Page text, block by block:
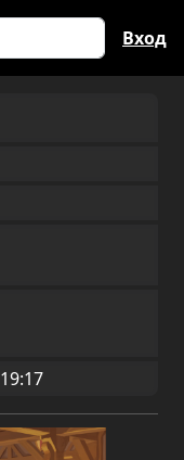
Вход